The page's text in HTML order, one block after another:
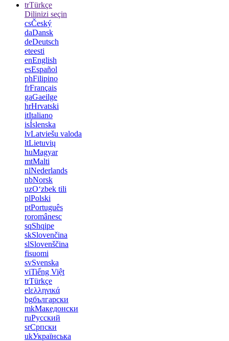
trTürkçe
Dilinizi seçin
csČeský
daDansk
deDeutsch
eteesti
enEnglish
esEspañol
phFilipino
frFrançais
gaGaeilge
hrHrvatski
itItaliano
isÍslenska
lvLatviešu valoda
ltLietuvių
huMagyar
mtMalti
nlNederlands
nbNorsk
uzOʻzbek tili
plPolski
ptPortuguês
roromânesc
sqShqipe
skSlovenčina
slSlovenščina
fisuomi
svSvenska
viTiếng Việt
trTürkçe
elελληνικά
bgбългарски
mkМакедонски
ruРусский
srСрпски
ukУкраїнська